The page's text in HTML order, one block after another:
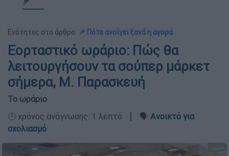
Ενότητες στο άρθρο: 📌 Πότε ανοίγει ξανά η αγορά
Εορταστικό ωράριο: Πώς θα
λειτουργήσουν τα σούπερ μάρκετ
σήμερα, Μ. Παρασκευή
Το ωράριο
🕛 χρόνος ανάγνωσης: 1 λεπτό ┋ 🗣️ Ανοικτό για
σχολιασμό